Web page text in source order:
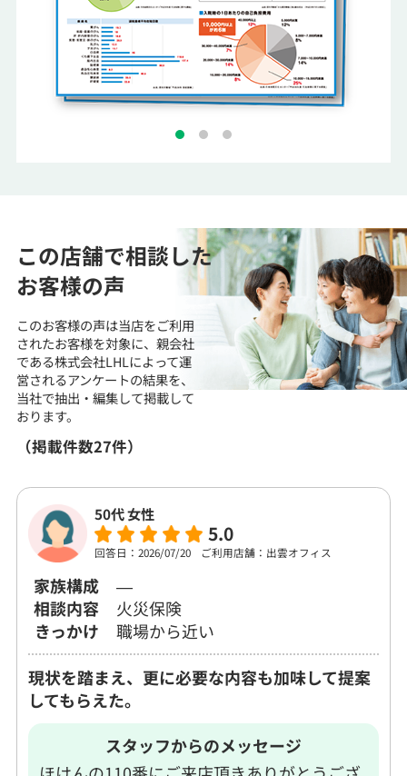
この店舗で相談した
お客様の声
このお客様の声は当店をご利用
されたお客様を対象に、 親会社
である株式会社LHLによって運
営されるアンケートの結果を、
当社で抽出・編集して掲載して
おります。
（掲載件数27件）
50代 女性
5.0
回答日：2026/07/20 ご利用店舗：出雲オフィス
家族構成
―
相談内容
火災保険
きっかけ
職場から近い
現状を踏まえ、更に必要な内容も加味して提案
してもらえた。
スタッフからのメッセージ